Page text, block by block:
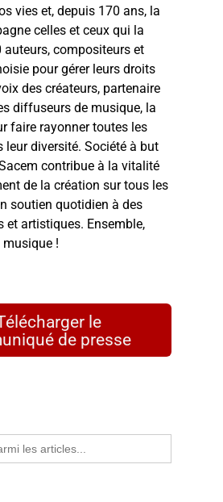
vies et, depuis 170 ans, la
celles et ceux qui la
auteurs, compositeurs et
pour gérer leurs droits
des créateurs, partenaire
diffuseurs de musique, la
faire rayonner toutes les
leur diversité. Société à but
contribue à la vitalité
de la création sur tous les
soutien quotidien à des
et artistiques. Ensemble,
!
le
de presse